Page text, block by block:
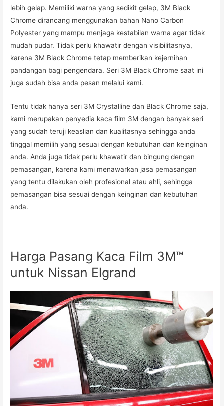
lebih gelap. Memiliki warna yang sedikit gelap, 3M Black
Chrome dirancang menggunakan bahan Nano Carbon
Polyester yang mampu menjaga kestabilan warna agar tidak
mudah pudar. Tidak perlu khawatir dengan visibilitasnya,
karena 3M Black Chrome tetap memberikan kejernihan
pandangan bagi pengendara. Seri 3M Black Chrome saat ini
juga sudah bisa anda pesan melalui kami.
Tentu tidak hanya seri 3M Crystalline dan Black Chrome saja,
kami merupakan penyedia kaca film 3M dengan banyak seri
yang sudah teruji keaslian dan kualitasnya sehingga anda
tinggal memilih yang sesuai dengan kebutuhan dan keinginan
anda. Anda juga tidak perlu khawatir dan bingung dengan
pemasangan, karena kami menawarkan jasa pemasangan
yang tentu dilakukan oleh profesional atau ahli, sehingga
pemasangan bisa sesuai dengan keinginan dan kebutuhan
anda.
Harga Pasang Kaca Film 3M™
untuk Nissan Elgrand